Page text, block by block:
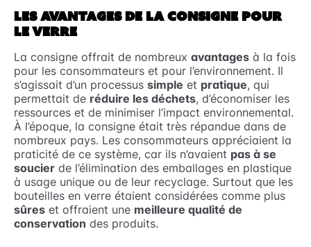
LES AVANTAGES DE LA CONSIGNE POUR
LE VERRE
La consigne offrait de nombreux avantages à la fois
pour les consommateurs et pour l’environnement. Il
s’agissait d’un processus simple et pratique, qui
permettait de réduire les déchets, d’économiser les
ressources et de minimiser l’impact environnemental.
À l’époque, la consigne était très répandue dans de
nombreux pays. Les consommateurs appréciaient la
praticité de ce système, car ils n’avaient pas à se
soucier de l’élimination des emballages en plastique
à usage unique ou de leur recyclage. Surtout que les
bouteilles en verre étaient considérées comme plus
sûres et offraient une meilleure qualité de
conservation des produits.